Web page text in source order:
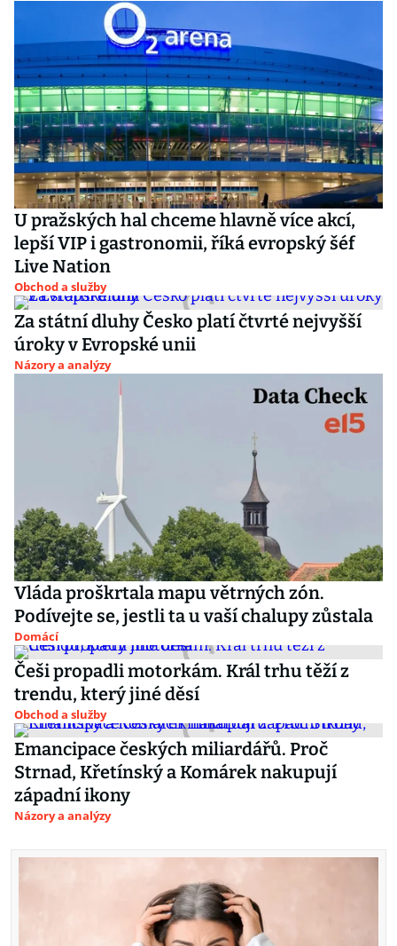
U pražských hal chceme hlavně více akcí,
lepší VIP i gastronomii, říká evropský šéf
Live Nation
Obchod a služby
Za státní dluhy Česko platí čtvrté nejvyšší
úroky v Evropské unii
Názory a analýzy
Vláda proškrtala mapu větrných zón.
Podívejte se, jestli ta u vaší chalupy zůstala
Domácí
Češi propadli motorkám. Král trhu těží z
trendu, který jiné děsí
Obchod a služby
Emancipace českých miliardářů. Proč
Strnad, Křetínský a Komárek nakupují
západní ikony
Názory a analýzy